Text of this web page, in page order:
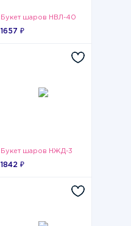
Букет шаров НВЛ-40
1657 ₽
Букет шаров НЖД-3
1842 ₽